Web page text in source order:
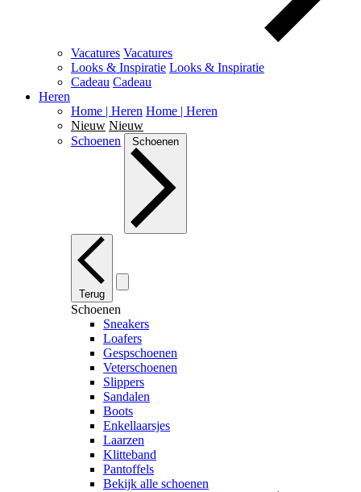
Vacatures Vacatures
Looks & Inspiratie Looks & Inspiratie
Cadeau Cadeau
Heren
Home | Heren Home | Heren
Nieuw Nieuw
Schoenen
Schoenen
Terug
Schoenen
Sneakers
Loafers
Gespschoenen
Veterschoenen
Slippers
Sandalen
Boots
Enkellaarsjes
Laarzen
Klitteband
Pantoffels
Bekijk alle schoenen